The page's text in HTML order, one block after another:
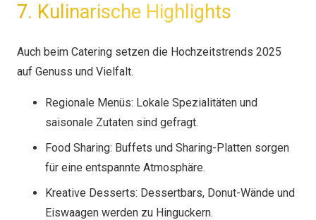
7. Kulinarische Highlights
Auch beim Catering setzen die Hochzeitstrends 2025
auf Genuss und Vielfalt.
Regionale Menüs: Lokale Spezialitäten und
saisonale Zutaten sind gefragt.
Food Sharing: Buffets und Sharing-Platten sorgen
für eine entspannte Atmosphäre.
Kreative Desserts: Dessertbars, Donut-Wände und
Eiswaagen werden zu Hinguckern.